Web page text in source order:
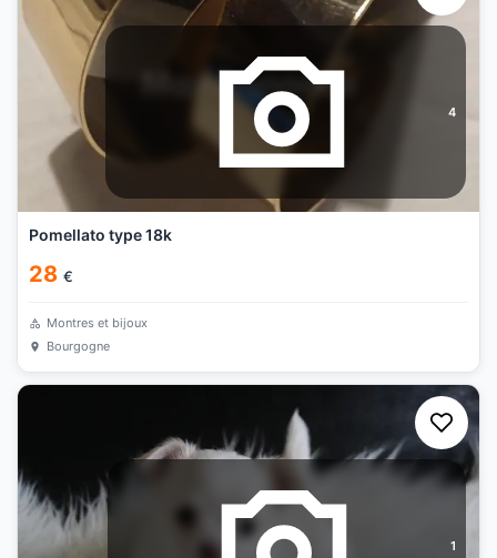
4
Pomellato type 18k
28 €
Montres et bijoux
Bourgogne
1